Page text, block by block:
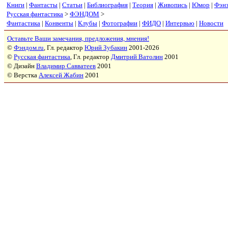
Книги | Фантасты | Статьи | Библиография | Теория | Живопись | Юмор |
Русская фантастика > ФЭНДОМ >
Фантастика | Конвенты | Клубы | Фотографии | ФИДО | Интервью | Новости
Оставьте Ваши замечания, предложения, мнения!
© Фэндом.ru, Гл. редактор Юрий Зубакин 2001-2026
© Русская фантастика, Гл. редактор Дмитрий Ватолин 2001
© Дизайн Владимир Савватеев 2001
© Верстка Алексей Жабин 2001